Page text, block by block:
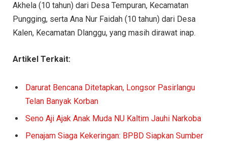
Akhela (10 tahun) dari Desa Tempuran, Kecamatan
Pungging, serta Ana Nur Faidah (10 tahun) dari Desa
Kalen, Kecamatan Dlanggu, yang masih dirawat inap.
Artikel Terkait:
Darurat Bencana Ditetapkan, Longsor Pasirlangu
Telan Banyak Korban
Seno Aji Ajak Anak Muda NU Kaltim Jauhi Narkoba
Penajam Siaga Kekeringan: BPBD Siapkan Sumber